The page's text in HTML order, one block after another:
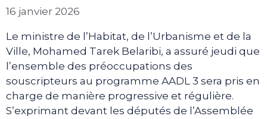
16 janvier 2026
Le ministre de l’Habitat, de l’Urbanisme et de la
Ville, Mohamed Tarek Belaribi, a assuré jeudi que
l’ensemble des préoccupations des
souscripteurs au programme AADL 3 sera pris en
charge de manière progressive et régulière.
S’exprimant devant les députés de l’Assemblée